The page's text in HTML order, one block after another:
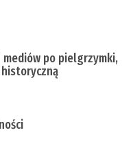
po pielgrzymki,